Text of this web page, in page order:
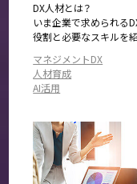
DX人材とは？
いま企業で求められる
役割と必要なスキルを
マネジメントDX
人材育成
AI活用